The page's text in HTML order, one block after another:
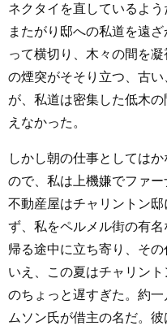
ネクタイを直しているよ
またがり邸への私道を遠
って横切り、木々の間を
の煙突がそそり立つ、古
が、私道は密集した低木
えなかった。
しかし朝の仕事としては
ので、私は上機嫌でファ
不動産屋はチャリントン
ず、私をペルメル街の有
帰る途中に立ち寄り、そ
いえ、この夏はチャリン
のちょっと遅すぎた。約
ムソン氏が借主の名だ。